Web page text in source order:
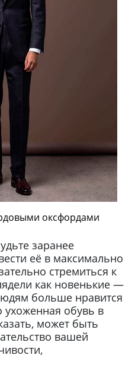
оксфордами
заранее
её в максимально
стремиться к
как новенькие —
больше нравится
ухоженная обувь в
может быть
вашей